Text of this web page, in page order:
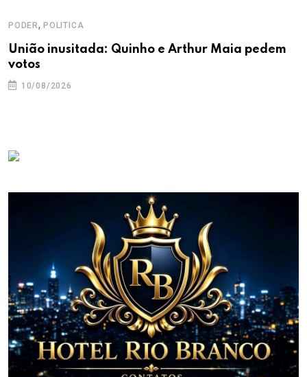
PODER, POLITICA
União inusitada: Quinho e Arthur Maia pedem
votos
10/08/2026